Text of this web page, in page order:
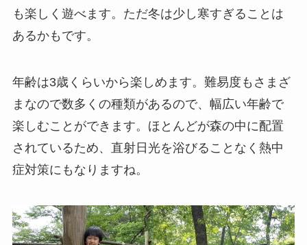
も楽しく遊べます。ただ冬は少し寒すぎることは
あるかもです。
年齢は3歳くらいから楽しめます。難易度もさまざ
まなので数多くの種類があるので、幅広い年齢で
楽しむことができます。ほとんどが森の中に配置
されているため、直射日光を浴びることなく熱中
症対策にもなりますね。